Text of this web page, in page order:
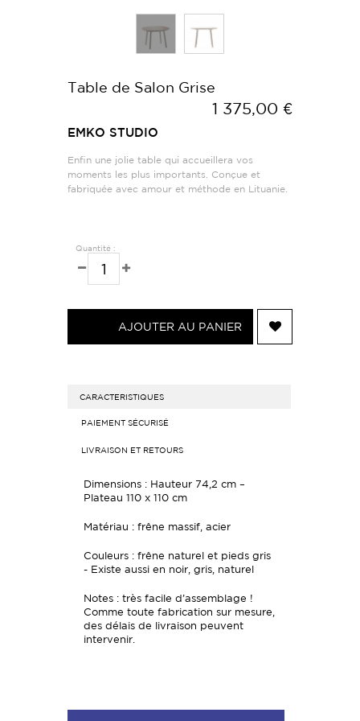
Table de Salon Grise
1 375,00 €
EMKO STUDIO
Enfin une jolie table qui accueillera vos
moments les plus importants. Conçue et
fabriquée avec amour et méthode en Lituanie.
Quantité :
AJOUTER AU PANIER
CARACTERISTIQUES
PAIEMENT SÉCURISÉ
LIVRAISON ET RETOURS
Dimensions : Hauteur 74,2 cm –
Plateau 110 x 110 cm
Matériau : frêne massif, acier
Couleurs : frêne naturel et pieds gris
- Existe aussi en noir, gris, naturel
Notes : très facile d’assemblage !
Comme toute fabrication sur mesure,
des délais de livraison peuvent
intervenir.